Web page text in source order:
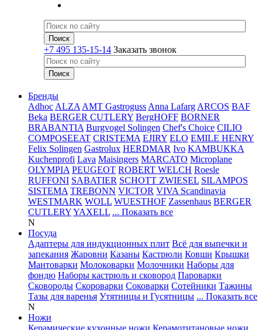
+7 495 135-15-14 Заказать звонок
Бренды
Adhoc ALZA AMT Gastroguss Anna Lafarg ARCOS BAF
Beka BERGER CUTLERY BergHOFF BORNER
BRABANTIA Burgvogel Solingen Chef's Choice CILIO
COMPOSEEAT CRISTEMA EJIRY ELO EMILE HENRY
Felix Solingen Gastrolux HERDMAR Ivo KAMBUKKA
Kuchenprofi Lava Maisingers MARCATO Microplane
OLYMPIA PEUGEOT ROBERT WELCH Roesle
RUFFONI SABATIER SCHOTT ZWIESEL SILAMPOS
SISTEMA TREBONN VICTOR VIVA Scandinavia
WESTMARK WOLL WUESTHOF Zassenhaus BERGER
CUTLERYYAXELL ... Показать все
N
Посуда
Адаптеры для индукционных плит Всё для выпечки и
запекания Жаровни Казаны Кастрюли Ковши Крышки
Мантоварки Молоковарки Молочники Наборы для
фондю Наборы кастрюль и сковород Пароварки
Сковороды Скороварки Соковарки Сотейники Тажины
Тазы для варенья Утятницы и Гусятницы ... Показать все
N
Ножи
Керамические кухонные ножи Керамотитановые ножи